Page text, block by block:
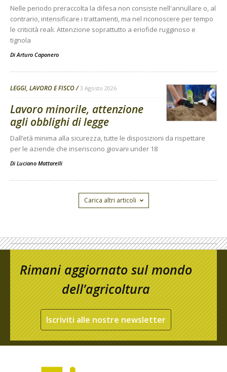
Nelle periodo preraccolta la difesa non consiste nell'annullare o, al
contrario, intensificare i trattamenti, ma nel riconoscere per tempo
le criticità reali. Attenzione soprattutto a eriofide rugginoso e
tignola
DiArturo Caponero
LEGGI, LAVORO E FISCO 3 Agosto 2026
Lavoro minorile, attenzione
agli obblighi di legge
Dall’età minima alla sicurezza, tutte le disposizioni da rispettare
per le aziende che inseriscono giovani under 18
Di Luciano Mattarelli
Carica altri articoli
Rimani aggiornato sul mondo
dell’agricoltura
Iscriviti alle nostre newsletter